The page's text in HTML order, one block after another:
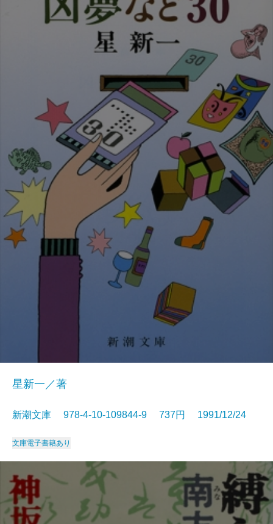
星新一／著
新潮文庫 978-4-10-109844-9 737円 1991/12/24
文庫電子書籍あり